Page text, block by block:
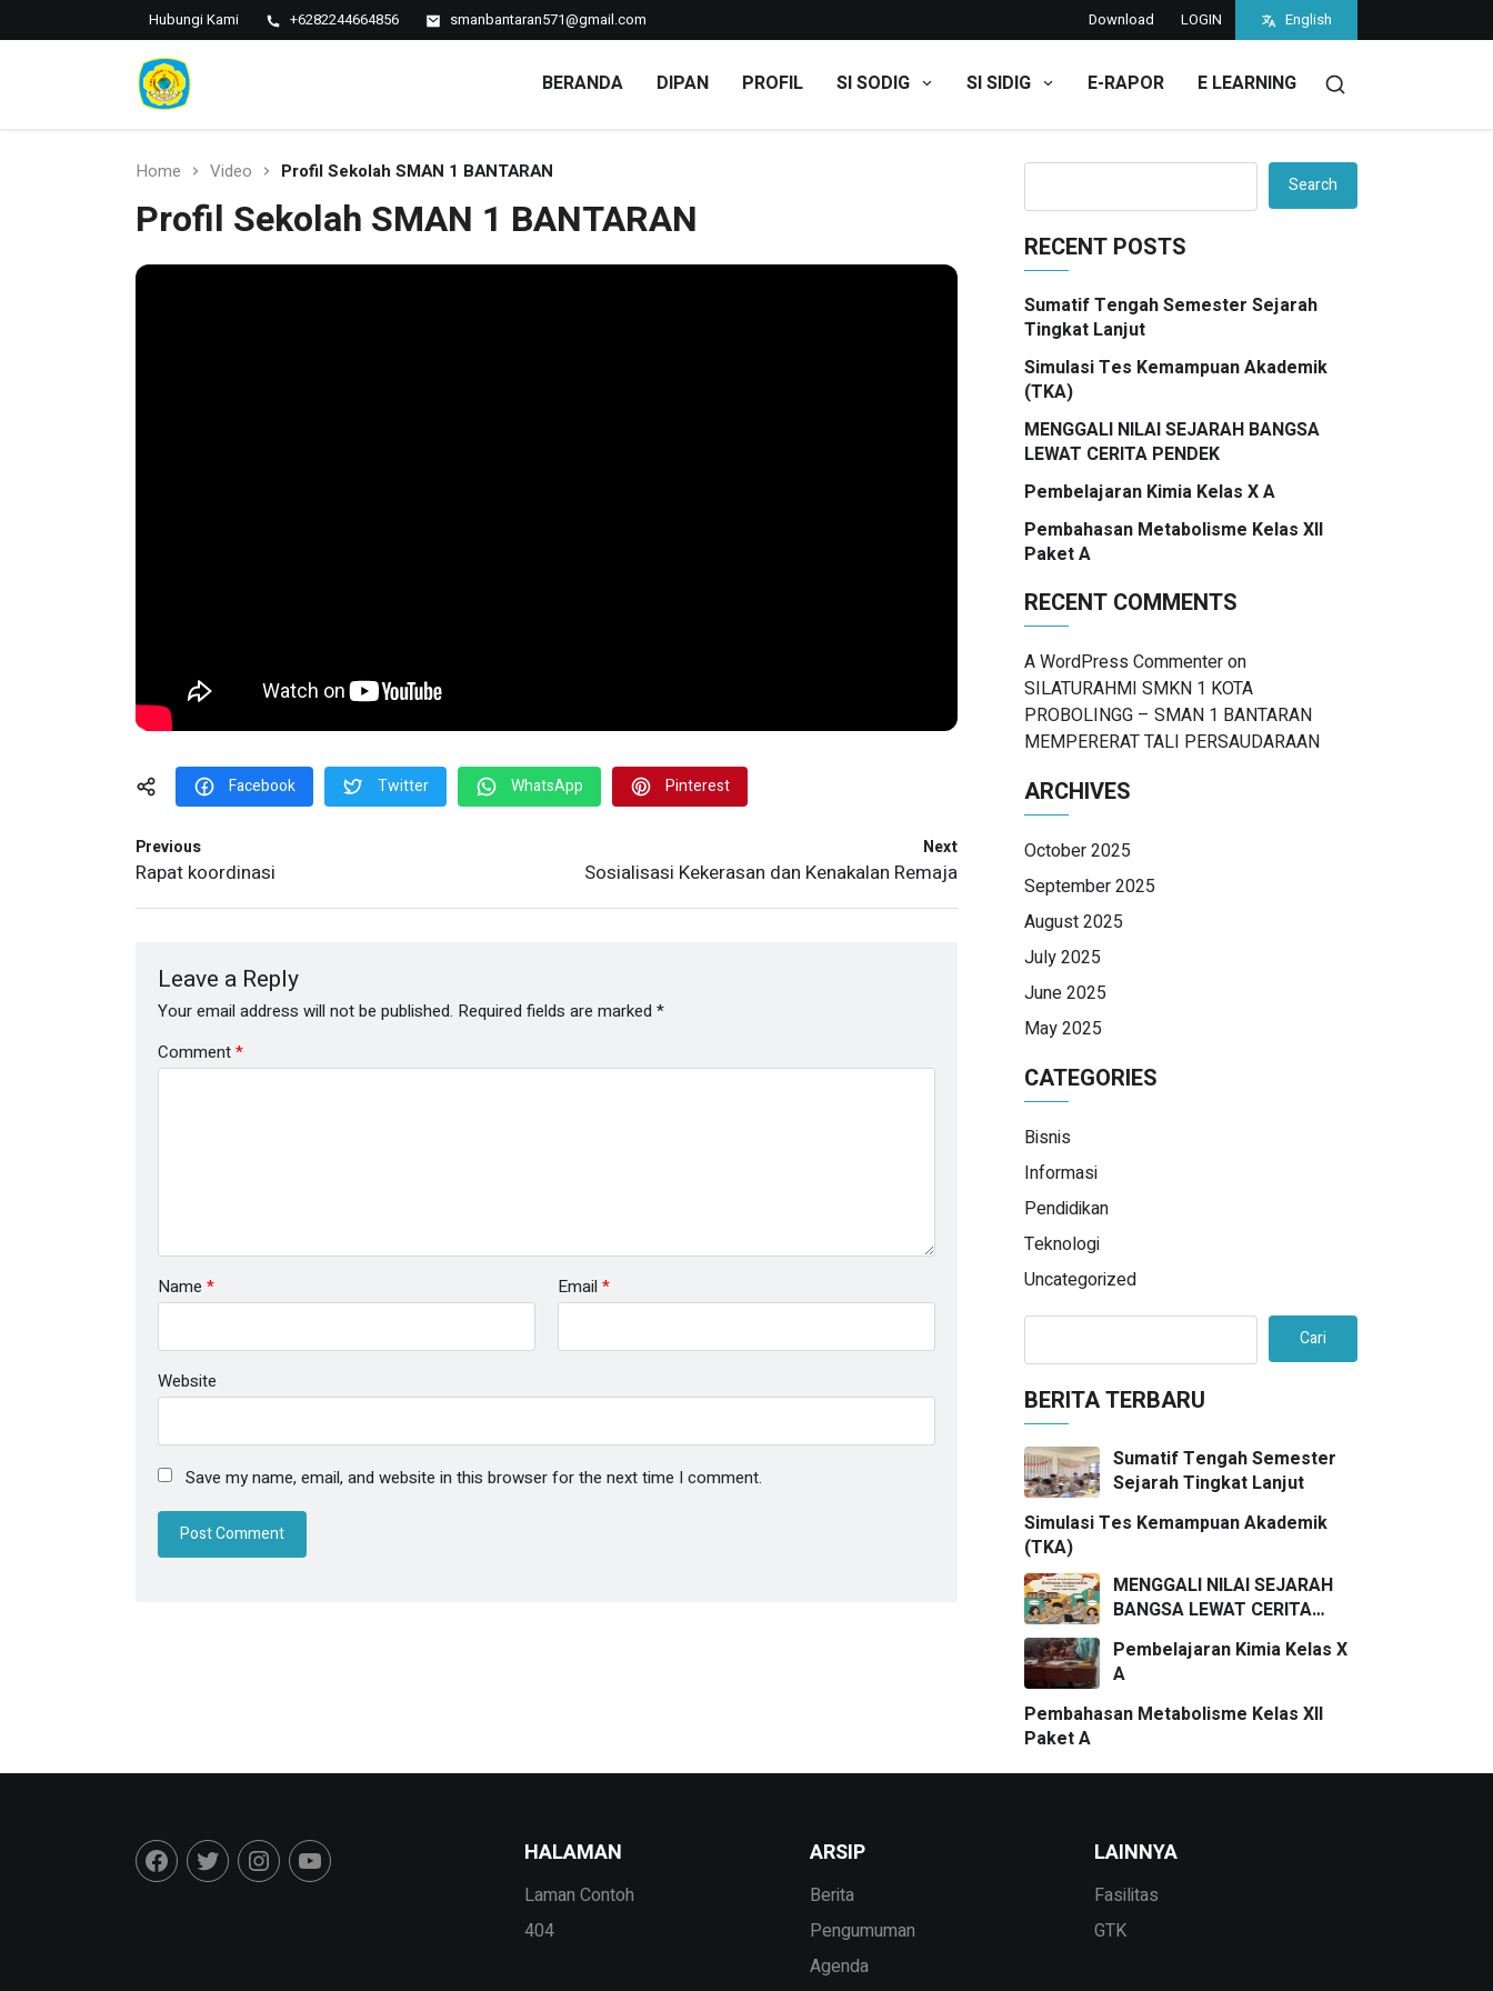
Hubungi Kami +6282244664856 smanbantaran571@gmail.com Download LOGIN English
SMAN 1
Bantaran
SMAN 1
BANTARAN BERANDA DIPAN PROFIL SI SODIG SI SIDIG E-RAPOR E LEARNING
Home Video Profil Sekolah SMAN 1 BANTARAN
Profil Sekolah SMAN 1 BANTARAN
Facebook Twitter WhatsApp Pinterest
Previous
Rapat koordinasi
Next
Sosialisasi Kekerasan dan Kenakalan Remaja
Leave a Reply
Your email address will not be published. Required fields are marked *
Comment*
Name * Email *
Website
Save my name, email, and website in this browser for the next time I comment.
Search
RECENT POSTS
Sumatif Tengah Semester Sejarah
Tingkat Lanjut
Simulasi Tes Kemampuan Akademik
(TKA)
MENGGALI NILAI SEJARAH BANGSA
LEWAT CERITA PENDEK
Pembelajaran Kimia Kelas X A
Pembahasan Metabolisme Kelas XII
Paket A
RECENT COMMENTS
A WordPress Commenteron
SILATURAHMI SMKN 1 KOTA
PROBOLINGG – SMAN 1 BANTARAN
MEMPERERAT TALI PERSAUDARAAN
ARCHIVES
October 2025
September 2025
August 2025
July 2025
June 2025
May 2025
CATEGORIES
Bisnis
Informasi
Pendidikan
Teknologi
Uncategorized
Cari
BERITA TERBARU
Sumatif Tengah Semester
Sejarah Tingkat Lanjut
Simulasi Tes Kemampuan Akademik
(TKA)
MENGGALI NILAI SEJARAH
BANGSA LEWAT CERITA
Pembelajaran Kimia Kelas X
A
Pembahasan Metabolisme Kelas XII
Paket A
HALAMAN
Laman Contoh
404
ARSIP
Berita
Pengumuman
Agenda
LAINNYA
Fasilitas
GTK